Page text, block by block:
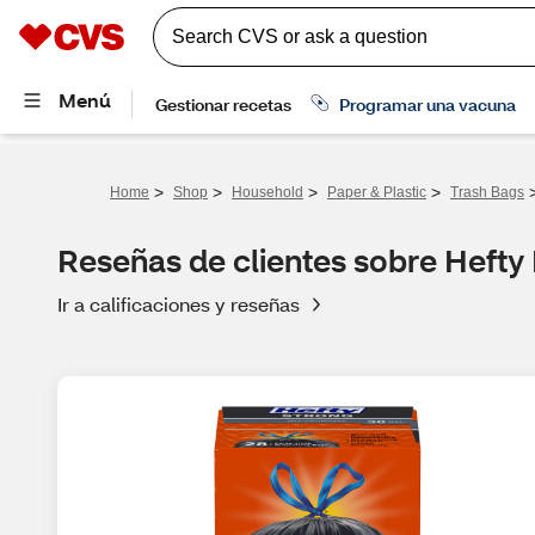
Home > Shop > Household > Paper & Plastic > Trash Bags
Reseñas de clientes sobre
Ir a calificaciones y reseñas